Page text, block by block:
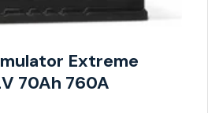
Extreme
70Ah 760A